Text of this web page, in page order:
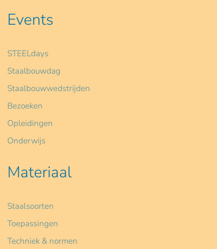
Events
STEELdays
Staalbouwdag
Staalbouwwedstrijden
Bezoeken
Opleidingen
Onderwijs
Materiaal
Staalsoorten
Toepassingen
Techniek & normen